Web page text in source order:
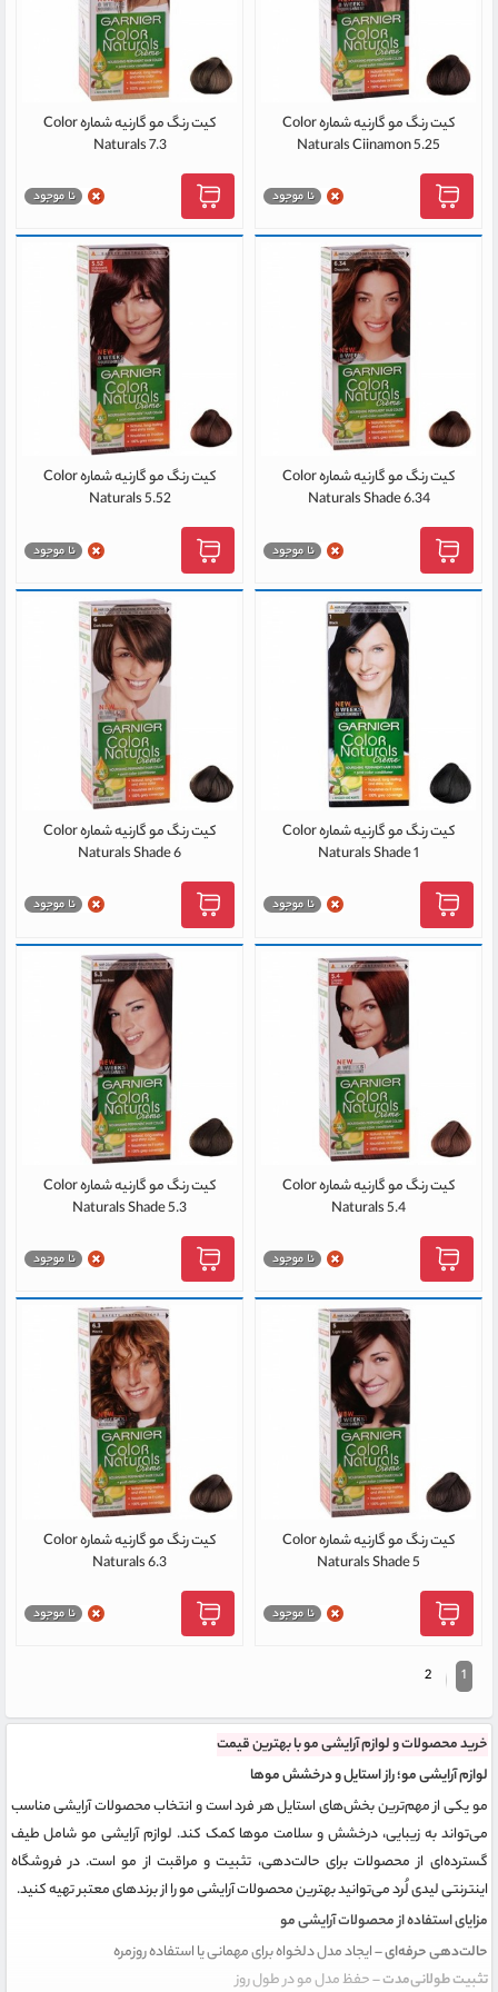
کیت رنگ مو گارنیه شماره Color
Naturals Ciinamon 5.25
کیت رنگ مو گارنیه شماره Color
Naturals 7.3
کیت رنگ مو گارنیه شماره Color
Naturals Shade 6.34
کیت رنگ مو گارنیه شماره Color
Naturals 5.52
کیت رنگ مو گارنیه شماره Color
Naturals Shade 1
کیت رنگ مو گارنیه شماره Color
Naturals Shade 6
کیت رنگ مو گارنیه شماره Color
Naturals 5.4
کیت رنگ مو گارنیه شماره Color
Naturals Shade 5.3
کیت رنگ مو گارنیه شماره Color
Naturals Shade 5
کیت رنگ مو گارنیه شماره Color
Naturals 6.3
خرید محصولات و لوازم آرایشی مو با بهترین قیمت
لوازم آرایشی مو؛ راز استایل و درخشش موها
مو یکی از مهم‌ترین بخش‌های استایل هر فرد است و انتخاب محصولات آرایشی مناسب
می‌تواند به زیبایی، درخشش و سلامت موها کمک کند. لوازم آرایشی مو شامل طیف
گسترده‌ای از محصولات برای حالت‌دهی، تثبیت و مراقبت از مو است. در فروشگاه
اینترنتی لیدی لُرد می‌توانید بهترین محصولات آرایشی مو را از برندهای معتبر تهیه کنید.
مزایای استفاده از محصولات آرایشی مو
حالت‌دهی حرفه‌ای– ایجاد مدل دلخواه برای مهمانی یا استفاده روزمره
تثبیت طولانی‌مدت– حفظ مدل مو در طول روز